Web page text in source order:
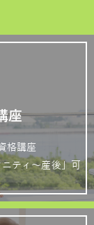
座
格講座
ティ～産後」可